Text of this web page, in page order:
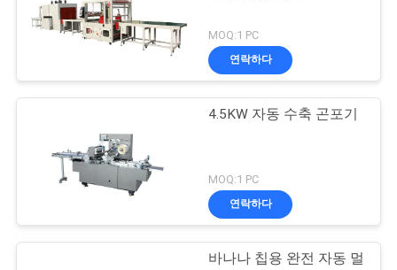
MOQ:1 PC
연락하다
4.5KW 자동 수축 곤포기
MOQ:1 PC
연락하다
바나나 칩용 완전 자동 멀